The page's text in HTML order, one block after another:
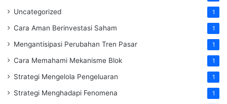
Uncategorized 1
Cara Aman Berinvestasi Saham 1
Mengantisipasi Perubahan Tren Pasar 1
Cara Memahami Mekanisme Blok 1
Strategi Mengelola Pengeluaran 1
Strategi Menghadapi Fenomena 1